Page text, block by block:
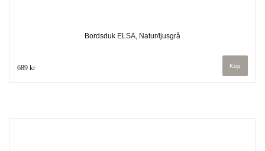
Bordsduk ELSA, Natur/ljusgrå
689 kr